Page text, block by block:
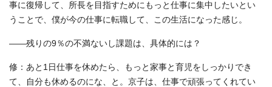
事に復帰して、所長を目指すためにもっと仕事に集中したいとい
うことで、僕が今の仕事に転職して、この生活になった感じ。
――残りの9％の不満ないし課題は、具体的には？
修：あと1日仕事を休めたら、もっと家事と育児をしっかりでき
て、自分も休めるのにな、と。京子は、仕事で頑張ってくれてい